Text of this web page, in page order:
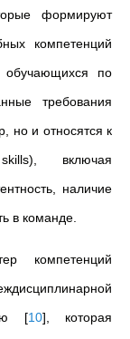
формируют
компетенций
, обучающихся по
требования
но и относятся к
включая
наличие
в команде.
компетенций
[10] , которая